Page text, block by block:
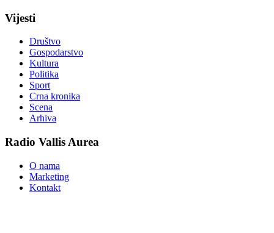
Vijesti
Društvo
Gospodarstvo
Kultura
Politika
Sport
Crna kronika
Scena
Arhiva
Radio Vallis Aurea
O nama
Marketing
Kontakt